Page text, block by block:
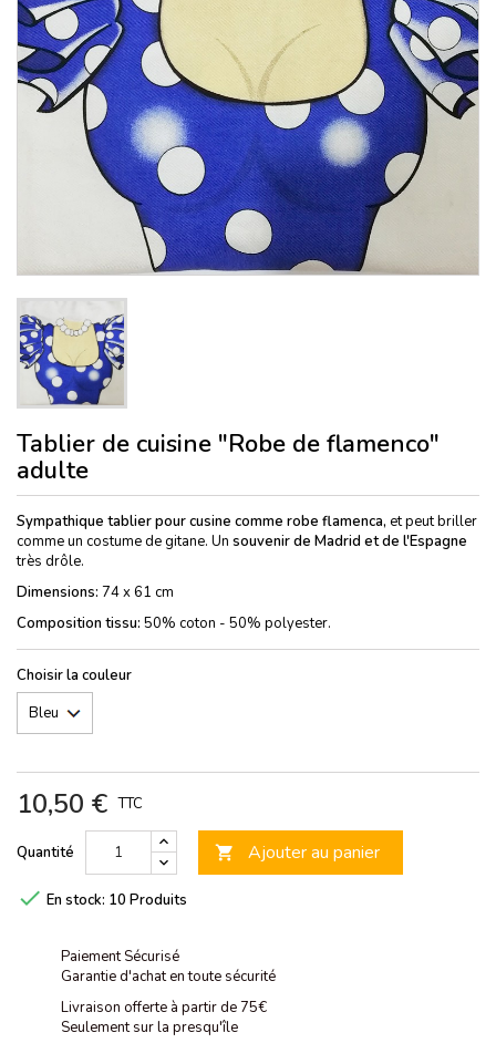
Tablier de cuisine "Robe de flamenco"
adulte
Sympathique tablier pour cusine comme robe flamenca, et peut briller
comme un costume de gitane. Un souvenir de Madrid et de l'Espagne
très drôle.
Dimensions: 74 x 61 cm
Composition tissu: 50% coton - 50% polyester.
Choisir la couleur
10,50 € TTC
Quantité  Ajouter au panier
 En stock: 10 Produits
Paiement Sécurisé
Garantie d'achat en toute sécurité
Livraison offerte à partir de 75€
Seulement sur la presqu'île